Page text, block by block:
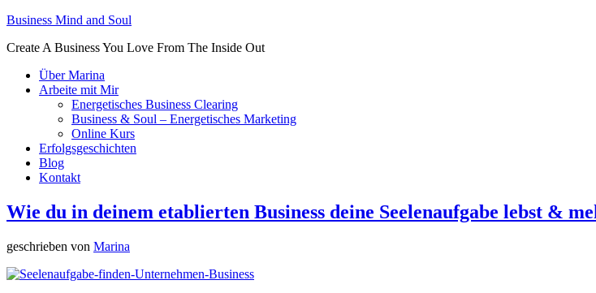
Business Mind and Soul
Create A Business You Love From The Inside Out
Über Marina
Arbeite mit Mir
Energetisches Business Clearing
Business & Soul – Energetisches Marketing
Online Kurs
Erfolgsgeschichten
Blog
Kontakt
Wie du in deinem etablierten Business deine Seelenaufgabe lebst &
geschrieben von Marina